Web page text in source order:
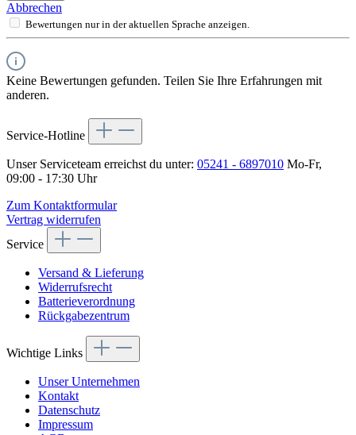
Abbrechen
Bewertungen nur in der aktuellen Sprache anzeigen.
Keine Bewertungen gefunden. Teilen Sie Ihre Erfahrungen mit
anderen.
Service-Hotline
Unser Serviceteam erreichst du unter: 05241 - 6897010 Mo-Fr,
09:00 - 17:30 Uhr
Zum Kontaktformular
Vertrag widerrufen
Service
Versand & Lieferung
Widerrufsrecht
Batterieverordnung
Rückgabezentrum
Wichtige Links
Unser Unternehmen
Kontakt
Datenschutz
Impressum